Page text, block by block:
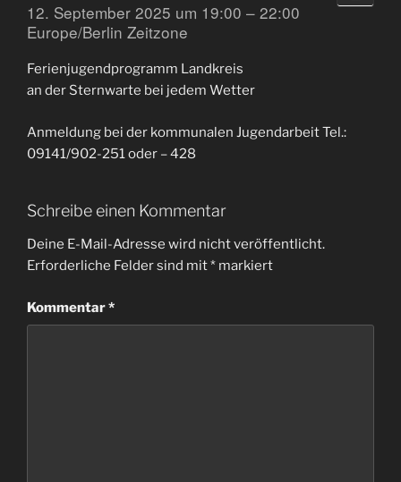
12. September 2025 um 19:00 – 22:00
Europe/Berlin Zeitzone
Ferienjugendprogramm Landkreis
an der Sternwarte bei jedem Wetter
Anmeldung bei der kommunalen Jugendarbeit Tel.:
09141/902-251 oder – 428
Schreibe einen Kommentar
Deine E-Mail-Adresse wird nicht veröffentlicht.
Erforderliche Felder sind mit* markiert
Kommentar*